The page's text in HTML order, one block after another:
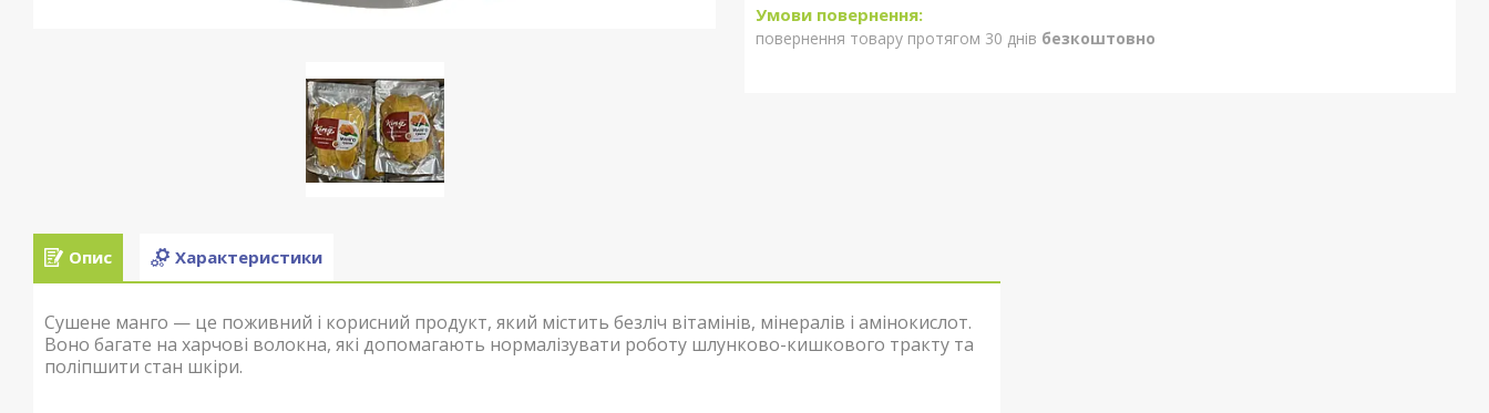
повернення товару протягом 30 днів безкоштовно
Опис Характеристики
Сушене манго — це поживний і корисний продукт, який містить безліч вітамінів, мінералів і амінокислот.
Воно багате на харчові волокна, які допомагають нормалізувати роботу шлунково-кишкового тракту та
поліпшити стан шкіри.